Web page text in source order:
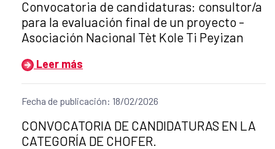
Título del anuncio:
Convocatoria de candidaturas: consultor/a
para la evaluación final de un proyecto -
Asociación Nacional Tèt Kole Ti Peyizan
Leer más
Fecha de publicación: 18/02/2026
Título del anuncio:
CONVOCATORIA DE CANDIDATURAS EN LA
CATEGORÍA DE CHOFER.